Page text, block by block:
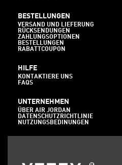
BESTELLUNGEN
VERSAND UND LIEFERUNG
RÜCKSENDUNGEN
ZAHLUNGSOPTIONEN
BESTELLUNGEN
RABATTCOUPON
HILFE
KONTAKTIERE UNS
FAQS
UNTERNEHMEN
ÜBER AIR JORDAN
DATENSCHUTZRICHTLINIE
NUTZUNGSBEDINUNGEN